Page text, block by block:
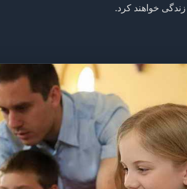
زندگی خواهند کرد.